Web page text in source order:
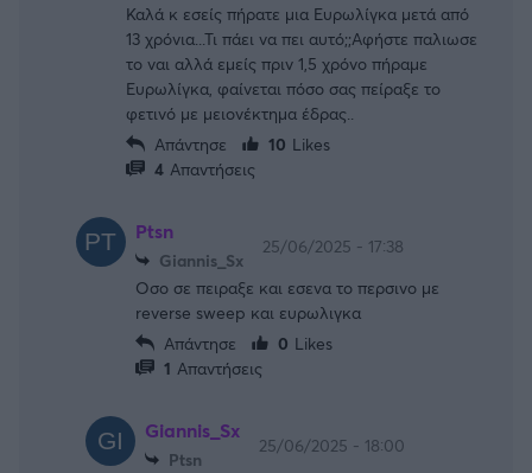
Καλά κ εσείς πήρατε μια Ευρωλίγκα μετά από
13 χρόνια...Τι πάει να πει αυτό;;Αφήστε παλιωσε
το ναι αλλά εμείς πριν 1,5 χρόνο πήραμε
Ευρωλίγκα, φαίνεται πόσο σας πείραξε το
φετινό με μειονέκτημα έδρας..
Απάντησε
10 Likes
4 Απαντήσεις
Ptsn
Giannis_Sx
25/06/2025 - 17:38
Οσο σε πειραξε και εσενα το περσινο με
reverse sweep και ευρωλιγκα
Απάντησε
0 Likes
1 Απαντήσεις
Giannis_Sx
Ptsn
25/06/2025 - 18:00